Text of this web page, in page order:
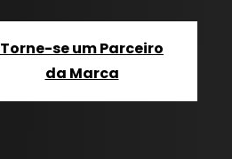
Torne-se um Parceiro
da Marca